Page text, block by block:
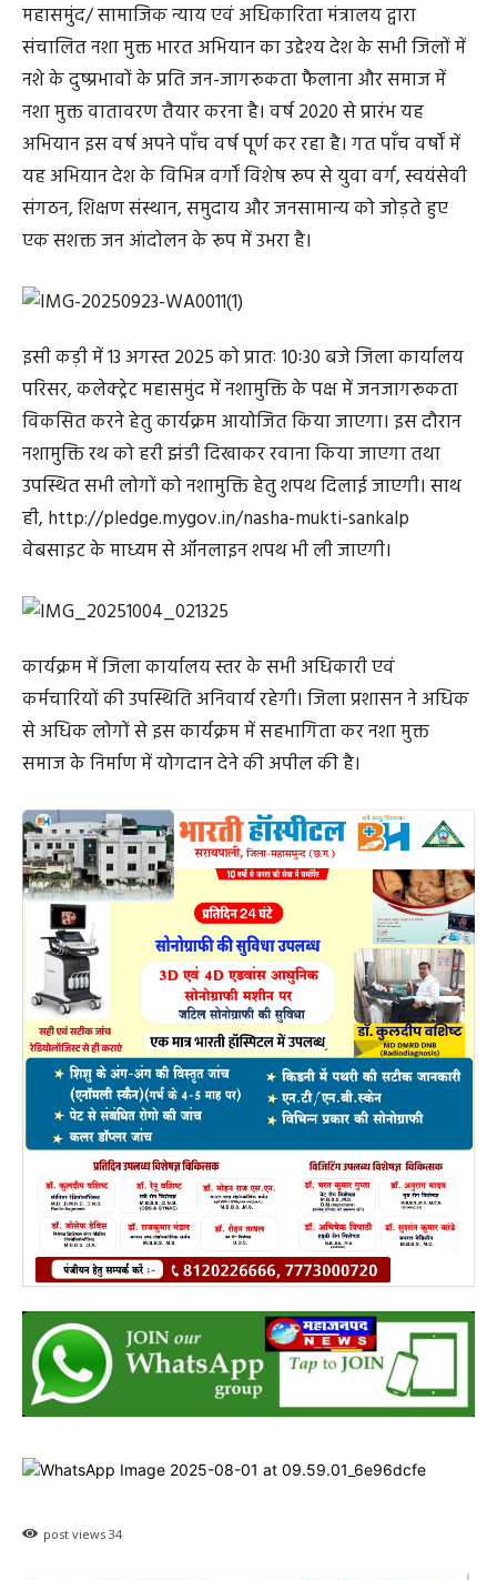
महासमुंद/ सामाजिक न्याय एवं अधिकारिता मंत्रालय द्वारा
संचालित नशा मुक्त भारत अभियान का उद्देश्य देश के सभी जिलों में
नशे के दुष्प्रभावों के प्रति जन-जागरूकता फैलाना और समाज में
नशा मुक्त वातावरण तैयार करना है। वर्ष 2020 से प्रारंभ यह
अभियान इस वर्ष अपने पाँच वर्ष पूर्ण कर रहा है। गत पाँच वर्षों में
यह अभियान देश के विभिन्न वर्गों विशेष रूप से युवा वर्ग, स्वयंसेवी
संगठन, शिक्षण संस्थान, समुदाय और जनसामान्य को जोड़ते हुए
एक सशक्त जन आंदोलन के रूप में उभरा है।
इसी कड़ी में 13 अगस्त 2025 को प्रातः 10ः30 बजे जिला कार्यालय
परिसर, कलेक्ट्रेट महासमुंद में नशामुक्ति के पक्ष में जनजागरूकता
विकसित करने हेतु कार्यक्रम आयोजित किया जाएगा। इस दौरान
नशामुक्ति रथ को हरी झंडी दिखाकर रवाना किया जाएगा तथा
उपस्थित सभी लोगों को नशामुक्ति हेतु शपथ दिलाई जाएगी। साथ
ही, http://pledge.mygov.in/nasha-mukti-sankalp
वेबसाइट के माध्यम से ऑनलाइन शपथ भी ली जाएगी।
कार्यक्रम में जिला कार्यालय स्तर के सभी अधिकारी एवं
कर्मचारियों की उपस्थिति अनिवार्य रहेगी। जिला प्रशासन ने अधिक
से अधिक लोगों से इस कार्यक्रम में सहभागिता कर नशा मुक्त
समाज के निर्माण में योगदान देने की अपील की है।
post views 34